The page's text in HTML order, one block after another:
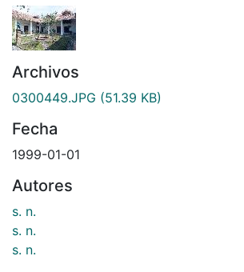
Archivos
0300449.JPG (51.39 KB)
Fecha
1999-01-01
Autores
s. n.
s. n.
s. n.